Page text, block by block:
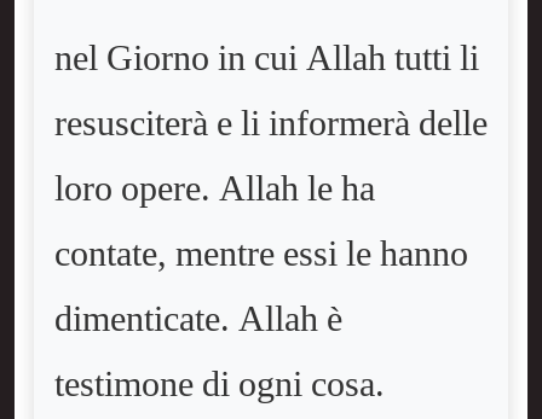
nel Giorno in cui Allah tutti li
resusciterà e li informerà delle
loro opere. Allah le ha
contate, mentre essi le hanno
dimenticate. Allah è
testimone di ogni cosa.